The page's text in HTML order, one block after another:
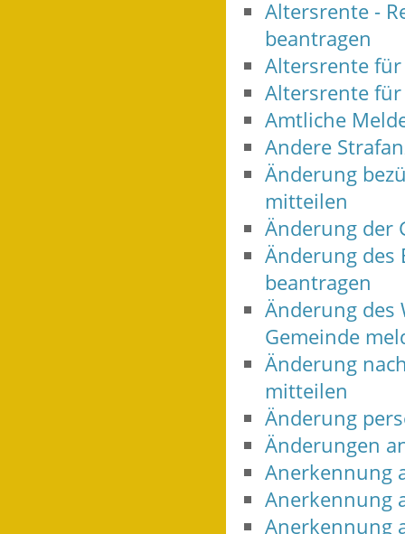
Altersrente -
beantragen
Altersrente
Altersrente
Amtliche
Andere
Änderung
mitteilen
Änderung der
Änderung des
beantragen
Änderung des
Gemeinde
Änderung
mitteilen
Änderung
Änderungen
Anerkennung
Anerkennung
Anerkennung